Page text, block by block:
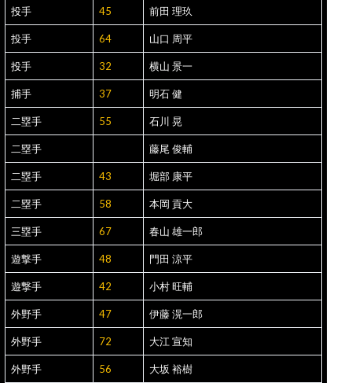
投手 45 前田 理玖
投手 64 山口 周平
投手 32 横山 景一
捕手 37 明石 健
二塁手 55 石川 晃
二塁手 藤尾 俊輔
二塁手 43 堀部 康平
二塁手 58 本岡 貢大
三塁手 67 春山 雄一郎
遊撃手 48 門田 涼平
遊撃手 42 小村 旺輔
外野手 47 伊藤 滉一郎
外野手 72 大江 宣知
外野手 56 大坂 裕樹